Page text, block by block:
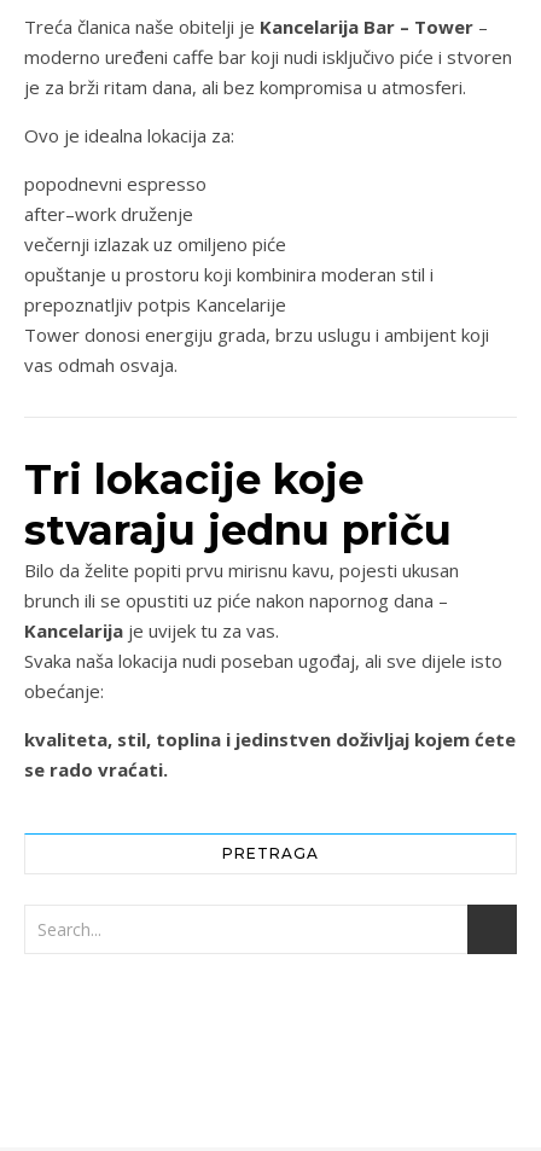
Treća članica naše obitelji je Kancelarija Bar – Tower –
moderno uređeni caffe bar koji nudi isključivo piće i stvoren
je za brži ritam dana, ali bez kompromisa u atmosferi.
Ovo je idealna lokacija za:
popodnevni espresso
after–work druženje
večernji izlazak uz omiljeno piće
opuštanje u prostoru koji kombinira moderan stil i
prepoznatljiv potpis Kancelarije
Tower donosi energiju grada, brzu uslugu i ambijent koji
vas odmah osvaja.
Tri lokacije koje
stvaraju jednu priču
Bilo da želite popiti prvu mirisnu kavu, pojesti ukusan
brunch ili se opustiti uz piće nakon napornog dana –
Kancelarija je uvijek tu za vas.
Svaka naša lokacija nudi poseban ugođaj, ali sve dijele isto
obećanje:
kvaliteta, stil, toplina i jedinstven doživljaj kojem ćete
se rado vraćati.
PRETRAGA